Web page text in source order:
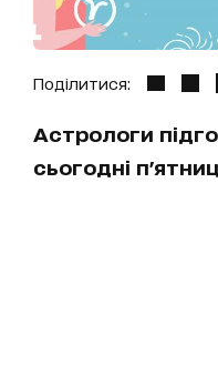
Поділитися:
Астрологи
сьогодні